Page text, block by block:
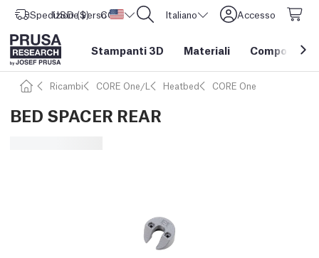
Spedizione verso Stati Uniti d'America
USD ($) CORE One L: Ora disponibile! Italiano Accesso
Stampanti 3D Materiali Componenti
Ricambi CORE One/L Heatbed CORE One
BED SPACER REAR